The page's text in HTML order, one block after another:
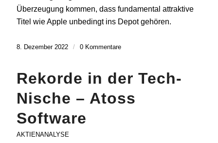
Überzeugung kommen, dass fundamental attraktive
Titel wie Apple unbedingt ins Depot gehören.
8. Dezember 2022 / 0 Kommentare
Rekorde in der Tech-
Nische – Atoss
Software
AKTIENANALYSE